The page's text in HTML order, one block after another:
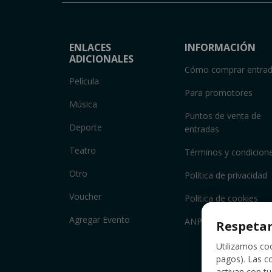
ENLACES
ADICIONALES
Película
Música
Deporte
Teatro
Otro
Voucher
Agregar Evento
INFORMACIÓN
Cómo comprar
Para promotores
Puntos de venta de
entradas
Términos y
Política de privacidad
Política de cookies
ANPC
Utilizamos
pagos). Las